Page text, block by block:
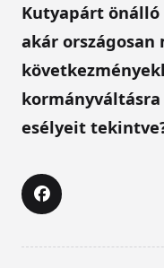
Kutyapárt
akár országosan
kormányváltásra
esélyeit